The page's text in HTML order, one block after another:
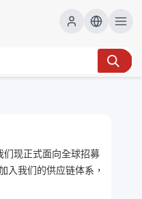
機械臂, XOOBAY
穩定
现正式面向全球招募
入我们的供应链体系，